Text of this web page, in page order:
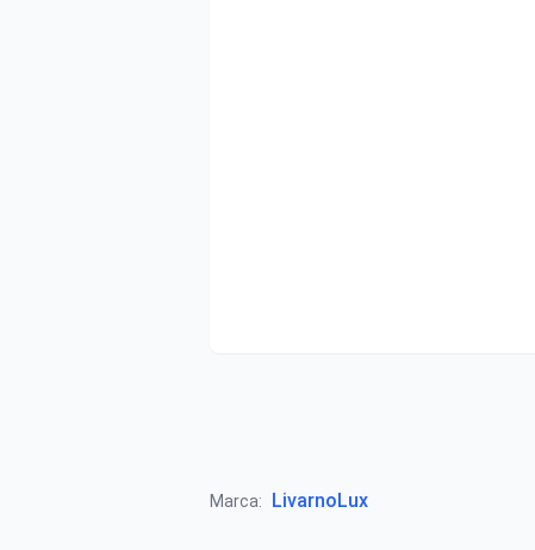
Marca: LivarnoLux